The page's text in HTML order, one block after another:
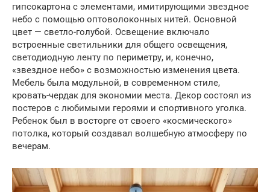
гипсокартона с элементами, имитирующими звездное
небо с помощью оптоволоконных нитей. Основной
цвет — светло-голубой. Освещение включало
встроенные светильники для общего освещения,
светодиодную ленту по периметру, и, конечно,
«звездное небо» с возможностью изменения цвета.
Мебель была модульной, в современном стиле,
кровать-чердак для экономии места. Декор состоял из
постеров с любимыми героями и спортивного уголка.
Ребенок был в восторге от своего «космического»
потолка, который создавал волшебную атмосферу по
вечерам.